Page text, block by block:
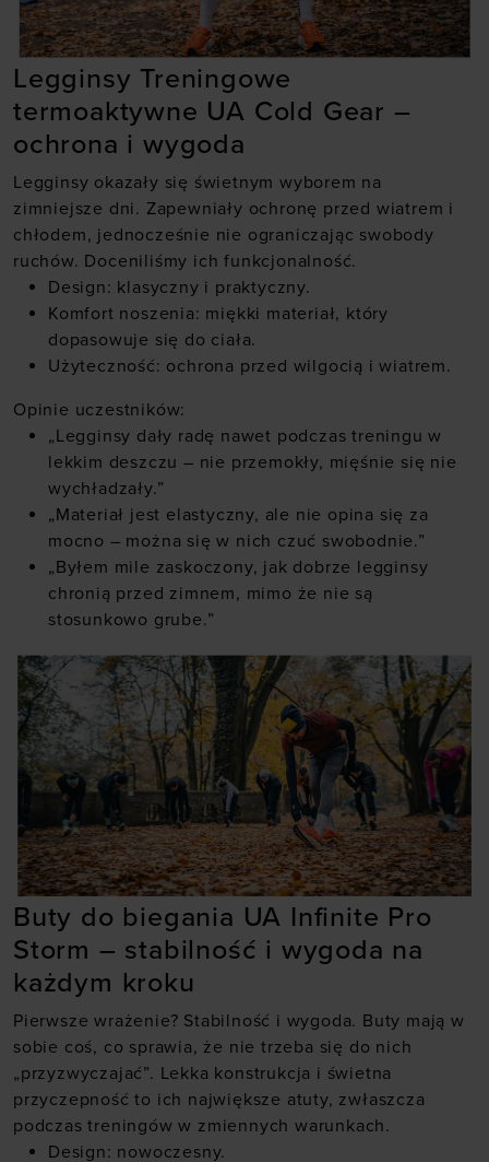
Legginsy Treningowe
termoaktywne UA Cold Gear –
ochrona i wygoda
Legginsy okazały się świetnym wyborem na
zimniejsze dni. Zapewniały ochronę przed wiatrem i
chłodem, jednocześnie nie ograniczając swobody
ruchów. Doceniliśmy ich funkcjonalność.
Design: klasyczny i praktyczny.
Komfort noszenia: miękki materiał, który
dopasowuje się do ciała.
Użyteczność: ochrona przed wilgocią i wiatrem.
Opinie uczestników:
„Legginsy dały radę nawet podczas treningu w
lekkim deszczu – nie przemokły, mięśnie się nie
wychładzały.”
„Materiał jest elastyczny, ale nie opina się za
mocno – można się w nich czuć swobodnie.”
„Byłem mile zaskoczony, jak dobrze legginsy
chronią przed zimnem, mimo że nie są
stosunkowo grube.”
Buty do biegania UA Infinite Pro
Storm – stabilność i wygoda na
każdym kroku
Pierwsze wrażenie? Stabilność i wygoda. Buty mają w
sobie coś, co sprawia, że nie trzeba się do nich
„przyzwyczajać”. Lekka konstrukcja i świetna
przyczepność to ich największe atuty, zwłaszcza
podczas treningów w zmiennych warunkach.
Design: nowoczesny.